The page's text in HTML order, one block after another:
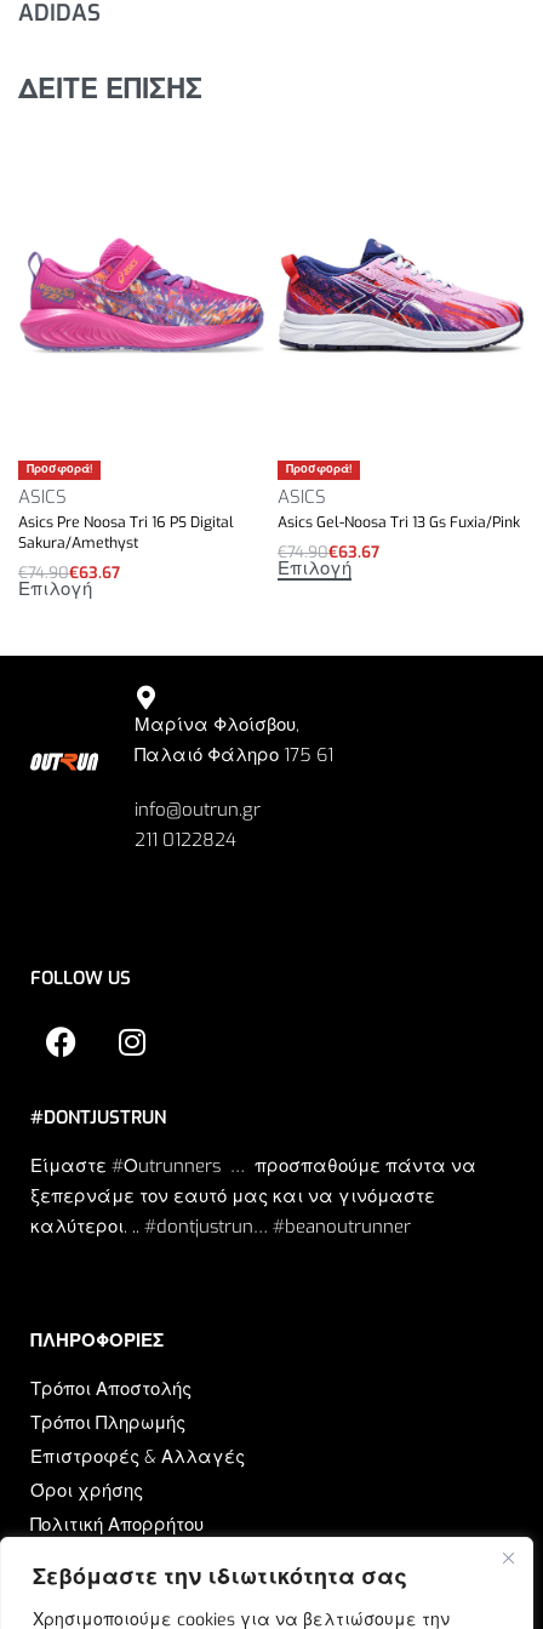
Σεβόμαστε την ιδιωτικότητα σας
Χρησιμοποιούμε cookies για να βελτιώσουμε την
ADIDAS
ΔΕΙΤΕ ΕΠΙΣΗΣ
Προσφορά!
ASICS
Asics Pre Noosa Tri 16 PS Digital
Sakura/Amethyst
€74.90€63.67
Επιλογή
Προσφορά!
ASICS
Asics Gel-Noosa Tri 13 Gs Fuxia/Pink
€74.90€63.67
Επιλογή
Μαρίνα Φλοίσβου,
Παλαιό Φάληρο 175 61
info@outrun.gr
211 0122824
FOLLOW US
#DONTJUSTRUN
Είμαστε #Οutrunners … προσπαθούμε πάντα να
ξεπερνάμε τον εαυτό μας και να γινόμαστε
καλύτεροι. .. #dontjustrun… #beanoutrunner
ΠΛΗΡΟΦΟΡΙΕΣ​
Τρόποι Αποστολής
Τρόποι Πληρωμής
Επιστροφές & Αλλαγές
Όροι χρήσης
Πολιτική Απορρήτου
OUTRUN